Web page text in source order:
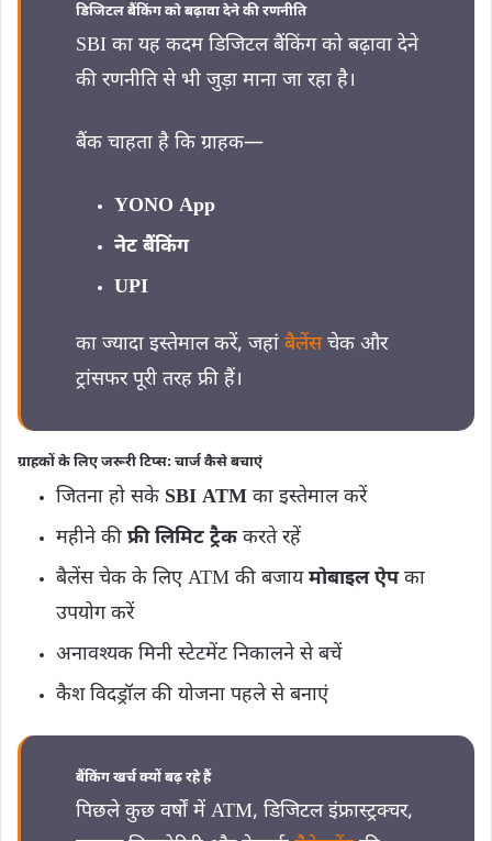
डिजिटल बैंकिंग को बढ़ावा देने की रणनीति
SBI का यह कदम डिजिटल बैंकिंग को बढ़ावा देने
की रणनीति से भी जुड़ा माना जा रहा है।
बैंक चाहता है कि ग्राहक—
YONO App
नेट बैंकिंग
UPI
का ज्यादा इस्तेमाल करें, जहां बैलेंसचेक और
ट्रांसफर पूरी तरह फ्री हैं।
ग्राहकों के लिए जरूरी टिप्स: चार्ज कैसे बचाएं
जितना हो सके SBI ATM का इस्तेमाल करें
महीने की फ्री लिमिट ट्रैक करते रहें
बैलेंस चेक के लिए ATM की बजायमोबाइल ऐपका
उपयोग करें
अनावश्यक मिनी स्टेटमेंट निकालने से बचें
कैश विदड्रॉल की योजना पहले से बनाएं
बैंकिंग खर्च क्यों बढ़ रहे हैं
पिछले कुछ वर्षों में ATM, डिजिटल इंफ्रास्ट्रक्चर,